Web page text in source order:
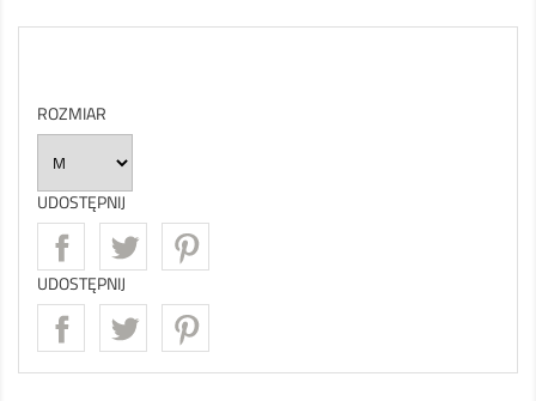
ROZMIAR
UDOSTĘPNIJ
UDOSTĘPNIJ